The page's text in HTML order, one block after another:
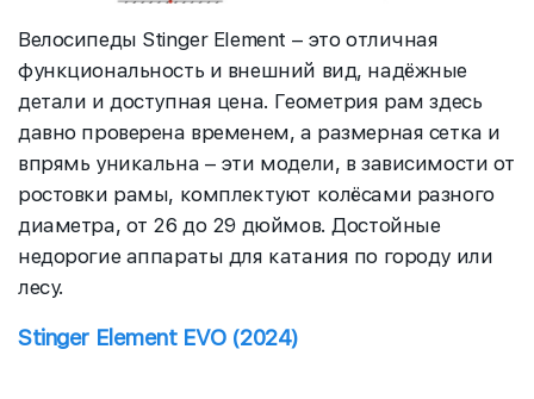
Велосипеды Stinger Element – это отличная
функциональность и внешний вид, надёжные
детали и доступная цена. Геометрия рам здесь
давно проверена временем, а размерная сетка и
впрямь уникальна – эти модели, в зависимости от
ростовки рамы, комплектуют колёсами разного
диаметра, от 26 до 29 дюймов. Достойные
недорогие аппараты для катания по городу или
лесу.
Stinger Element EVO (2024)